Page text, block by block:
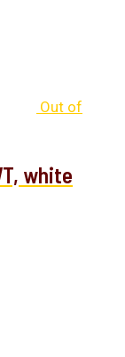
Out of
white